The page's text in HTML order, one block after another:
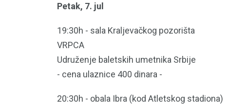
Petak, 7. jul
19:30h - sala Kraljevačkog pozorišta
VRPCA
Udruženje baletskih umetnika Srbije
- cena ulaznice 400 dinara -
20:30h - obala Ibra (kod Atletskog stadiona)